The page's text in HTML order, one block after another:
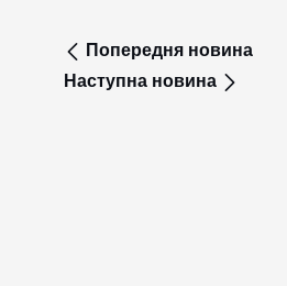
Попередня новина
Наступна новина